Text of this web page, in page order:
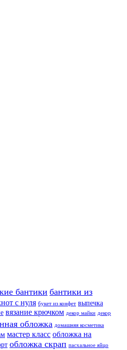
бантики бантики из
с нуля букет из конфет выпечка
вязание крючком декор майки декор
обложка домашняя косметика
мастер класс обложка на
обложка скрап пасхальное яйцо